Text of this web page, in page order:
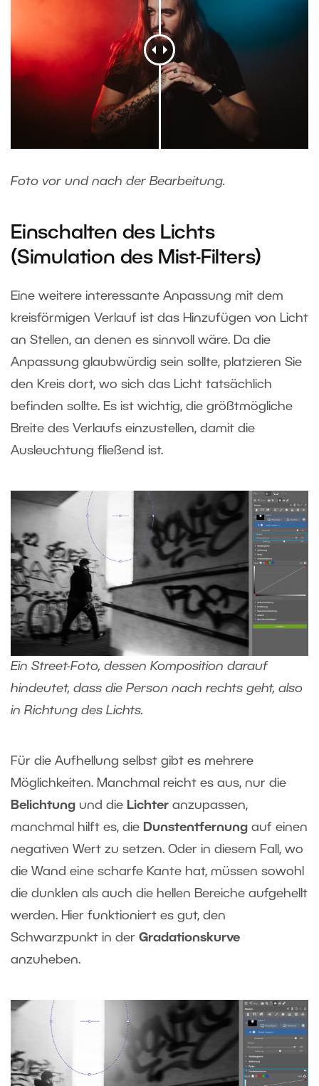
Foto vor und nach der Bearbeitung.
Einschalten des Lichts
(Simulation des Mist-Filters)
Eine weitere interessante Anpassung mit dem
kreisförmigen Verlauf ist das Hinzufügen von Licht
an Stellen, an denen es sinnvoll wäre. Da die
Anpassung glaubwürdig sein sollte, platzieren Sie
den Kreis dort, wo sich das Licht tatsächlich
befinden sollte. Es ist wichtig, die größtmögliche
Breite des Verlaufs einzustellen, damit die
Ausleuchtung fließend ist.
Ein Street-Foto, dessen Komposition darauf
hindeutet, dass die Person nach rechts geht, also
in Richtung des Lichts.
Für die Aufhellung selbst gibt es mehrere
Möglichkeiten. Manchmal reicht es aus, nur die
Belichtung und die Lichter anzupassen,
manchmal hilft es, die Dunstentfernung auf einen
negativen Wert zu setzen. Oder in diesem Fall, wo
die Wand eine scharfe Kante hat, müssen sowohl
die dunklen als auch die hellen Bereiche aufgehellt
werden. Hier funktioniert es gut, den
Schwarzpunkt in der Gradationskurve
anzuheben.